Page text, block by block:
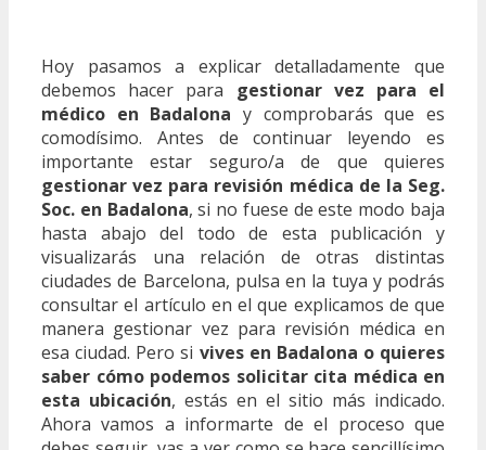
Hoy pasamos a explicar detalladamente que
debemos hacer para gestionar vez para el
médico en Badalona y comprobarás que es
comodísimo. Antes de continuar leyendo es
importante estar seguro/a de que quieres
gestionar vez para revisión médica de la Seg.
Soc. en Badalona, si no fuese de este modo baja
hasta abajo del todo de esta publicación y
visualizarás una relación de otras distintas
ciudades de Barcelona, pulsa en la tuya y podrás
consultar el artículo en el que explicamos de que
manera gestionar vez para revisión médica en
esa ciudad. Pero si vives en Badalona o quieres
saber cómo podemos solicitar cita médica en
esta ubicación, estás en el sitio más indicado.
Ahora vamos a informarte de el proceso que